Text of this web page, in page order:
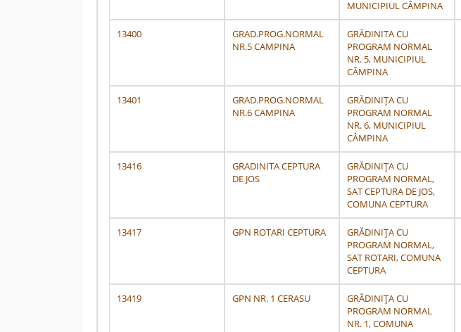
MUNICIPIUL CÂMPINA
13400
GRAD.PROG.NORMAL
NR.5 CAMPINA
GRĂDINITA CU
PROGRAM NORMAL
NR. 5, MUNICIPIUL
CÂMPINA
13401
GRAD.PROG.NORMAL
NR.6 CAMPINA
GRĂDINIȚA CU
PROGRAM NORMAL
NR. 6, MUNICIPIUL
CÂMPINA
13416
GRADINITA CEPTURA
DE JOS
GRĂDINIȚA CU
PROGRAM NORMAL,
SAT CEPTURA DE JOS,
COMUNA CEPTURA
13417 GPN ROTARI CEPTURA
GRĂDINIȚA CU
PROGRAM NORMAL,
SAT ROTARI, COMUNA
CEPTURA
13419 GPN NR. 1 CERASU
GRĂDINIȚA CU
PROGRAM NORMAL
NR. 1, COMUNA